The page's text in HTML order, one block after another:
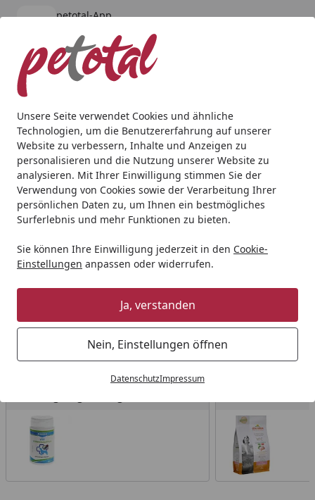
Unsere Seite verwendet Cookies und ähnliche
Technologien, um die Benutzererfahrung auf unserer
Website zu verbessern, Inhalte und Anzeigen zu
personalisieren und die Nutzung unserer Website zu
analysieren. Mit Ihrer Einwilligung stimmen Sie der
Verwendung von Cookies sowie der Verarbeitung Ihrer
persönlichen Daten zu, um Ihnen ein bestmögliches
Surferlebnis und mehr Funktionen zu bieten.
Sie können Ihre Einwilligung jederzeit in den Cookie-
Einstellungen anpassen oder widerrufen.
Ja, verstanden
Nein, Einstellungen öffnen
DatenschutzImpressum
petotal-App
kostenlos - Im App Store
Alle Produkte
Mein Konto
Suchen
Nahrungsergänzung &
Diätfutter
Startseite
Nahrungsergänzung & Diätfutter
Wählen Sie Ihre Wunschkategorie